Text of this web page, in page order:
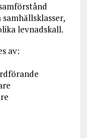
levnadskall.
av: